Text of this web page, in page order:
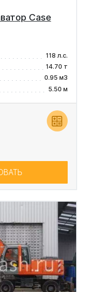
Case
118 л.с.
14.70 т
0.95 м3
5.50 м